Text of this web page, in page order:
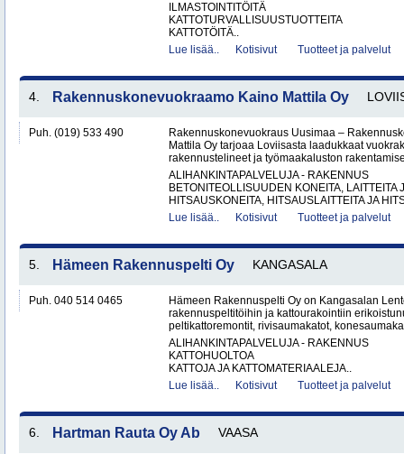
ILMASTOINTITÖITÄ
KATTOTURVALLISUUSTUOTTEITA
KATTOTÖITÄ..
Lue lisää..
Kotisivut Tuotteet ja palvelut
4. Rakennuskonevuokraamo Kaino Mattila Oy
Puh. (019) 533 490
Rakennuskonevuokraus Uusimaa –
Mattila Oy tarjoaa Loviisasta laadukkaat
rakennustelineet ja työmaakaluston
ALIHANKINTAPALVELUJA - RAKENNUS
BETONITEOLLISUUDEN KONEITA, LAITTEITA
HITSAUSKONEITA, HITSAUSLAITTEITA JA
Lue lisää..
Kotisivut Tuotteet ja palvelut
5. Hämeen Rakennuspelti Oy KANGASALA
Puh. 040 514 0465
Hämeen Rakennuspelti Oy on Kangasalan
rakennuspeltitöihin ja kattourakointiin
peltikattoremontit, rivisaumakatot,
ALIHANKINTAPALVELUJA - RAKENNUS
KATTOHUOLTOA
KATTOJA JA KATTOMATERIAALEJA..
Lue lisää..
Kotisivut Tuotteet ja palvelut
6. Hartman Rauta Oy Ab VAASA